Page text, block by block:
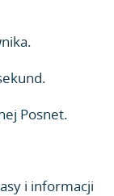
Posnet.
i informacji